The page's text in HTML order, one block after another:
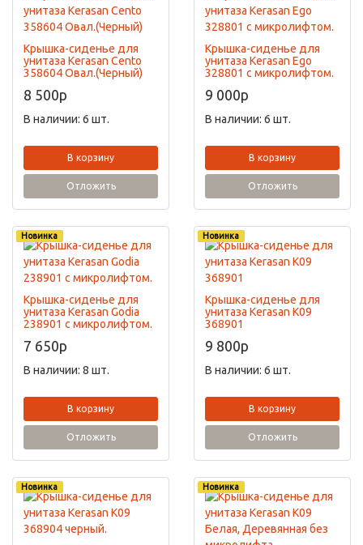
Крышка-сиденье для
унитаза Kerasan Cento
358604 Овал.(Черный)
8 500p
В наличии: 6 шт.
В корзину
Отложить
Крышка-сиденье для
унитаза Kerasan Ego
328801 с микролифтом.
9 000p
В наличии: 6 шт.
В корзину
Отложить
Новинка
Крышка-сиденье для
унитаза Kerasan Godia
238901 с микролифтом.
7 650p
В наличии: 8 шт.
В корзину
Отложить
Новинка
Крышка-сиденье для
унитаза Kerasan K09
368901
9 800p
В наличии: 6 шт.
В корзину
Отложить
Новинка Новинка